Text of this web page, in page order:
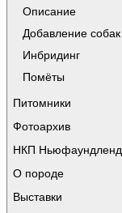
Описание
Добавление собак
Инбридинг
Помёты
Питомники
Фотоархив
НКП Ньюфаундленд
О породе
Выставки